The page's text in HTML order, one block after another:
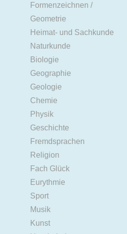
Formenzeichnen /
Geometrie
Heimat- und Sachkunde
Naturkunde
Biologie
Geographie
Geologie
Chemie
Physik
Geschichte
Fremdsprachen
Religion
Fach Glück
Eurythmie
Sport
Musik
Kunst